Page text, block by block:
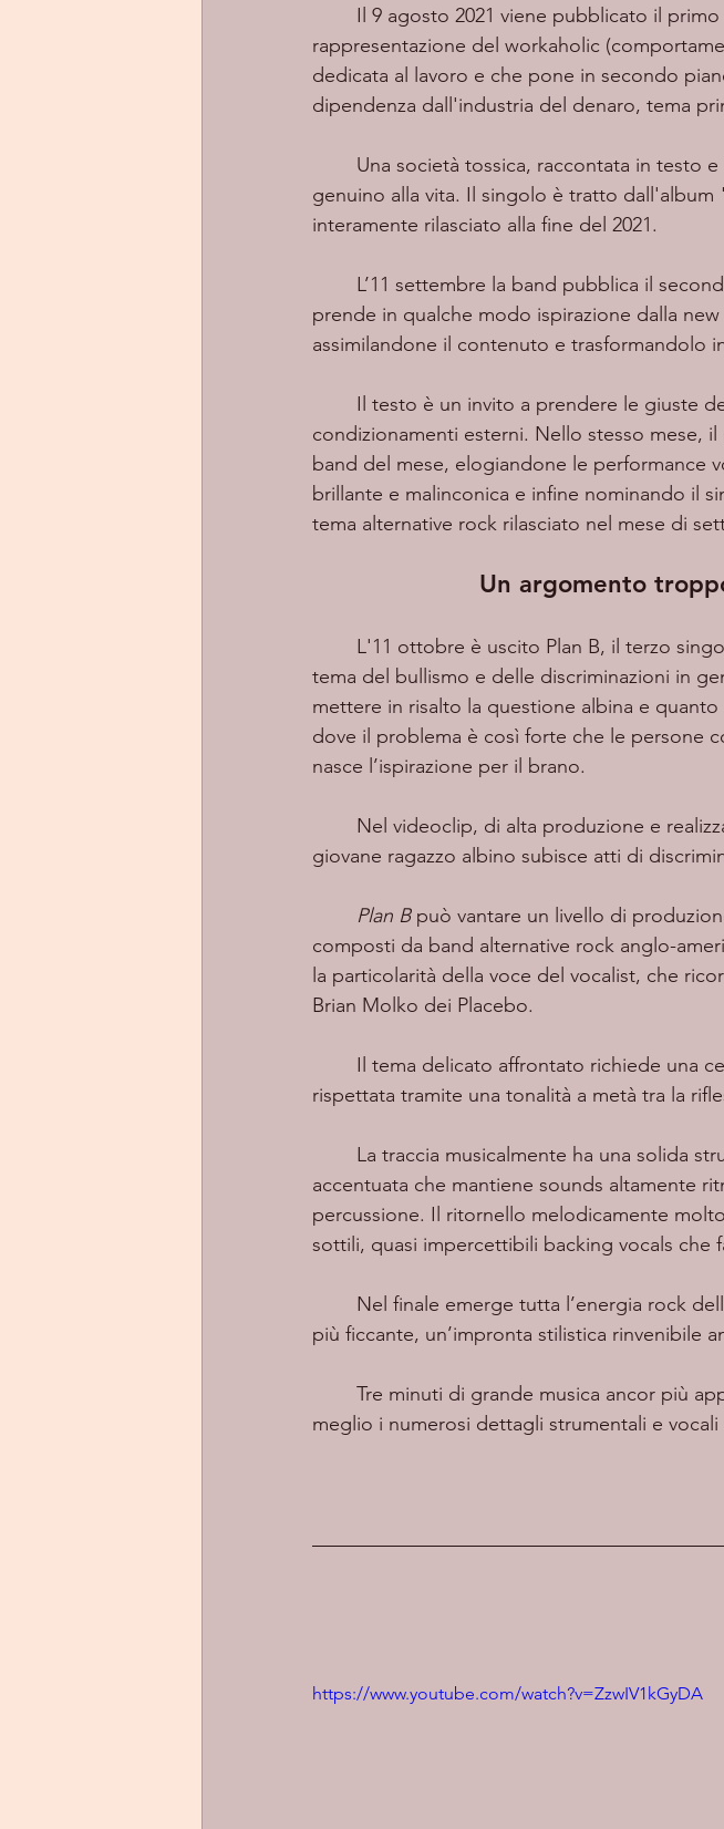
Il 9 agosto 2021 viene pubblicato il
rappresentazione del workaholic
dedicata al lavoro e che pone in secondo
dipendenza dall'industria del denaro, tema
genuino alla vita. Il singolo è tratto
interamente rilasciato alla fine del 2021.
L’11 settembre la band pubblica il
prende in qualche modo ispirazione dalla new
assimilandone il contenuto e trasformandolo
condizionamenti esterni. Nello stesso mese,
band del mese, elogiandone le performance
brillante e malinconica e infine nominando il
tema alternative rock rilasciato nel mese di
Un argomento
tema del bullismo e delle discriminazioni in
mettere in risalto la questione albina e
dove il problema è così forte che le persone
nasce l’ispirazione per il brano.
giovane ragazzo albino subisce atti di
Plan B può vantare un livello di
composti da band alternative rock anglo-
la particolarità della voce del vocalist, che
Brian Molko dei Placebo.
rispettata tramite una tonalità a metà tra la
accentuata che mantiene sounds altamente
percussione. Il ritornello melodicamente
sottili, quasi impercettibili backing vocals che
più ficcante, un’impronta stilistica rinvenibile
meglio i numerosi dettagli strumentali e
https://www.youtube.com/watch?v=ZzwIV1kGyDA